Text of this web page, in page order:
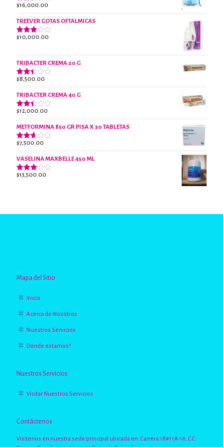
Valorado
2.61
de 5
$16,000.00
TREEVER GOTAS OFTALMICAS
Valorado
$10,000.00
TRIBACTER CREMA 20 G
Valorado
2.45
de 5
$8,500.00
TRIBACTER CREMA 40 G
Valorado
2.40
de 5
$12,000.00
METFORMINA 850 GR PISA X 30 TABLETAS
Valorado
2.63
de 5
$7,500.00
VASELINA MAXBELLE 450 ML
Valorado
$13,500.00
Mapa del Sitio
Inicio
Acerca de Nosotros
Nuestros Servicios
Donde estamos?
Nuestros Servicios
Visitar Nuestros Servicios
Contáctenos
Visitenos en nuestra sede principal ubicada en: Carrera 18#11A-16, C.C